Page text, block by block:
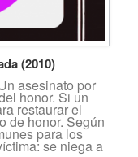
(2010)
asesinato por
honor. Si un
restaurar el
de honor. Según
para los
se niega a